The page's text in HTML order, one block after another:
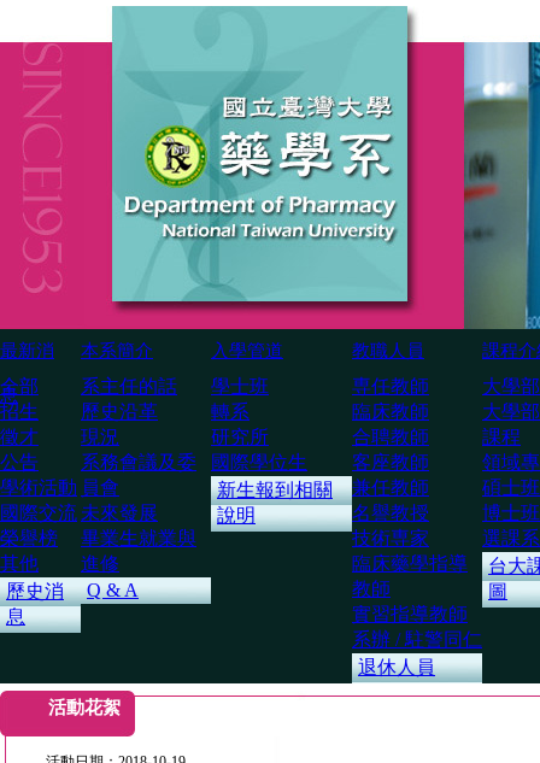
最新消
息
本系簡介 入學管道 教職人員 課程介
全部
招生
徵才
公告
學術活動
國際交流
榮譽榜
其他
歷史消
息
系主任的話
歷史沿革
現況
系務會議及委
員會
未來發展
畢業生就業與
進修
Q & A
學士班
轉系
研究所
國際學位生
新生報到相關
說明
専任教師
臨床教師
合聘教師
客座教師
兼任教師
名譽教授
技術専家
臨床藥學指導
教師
實習指導教師
系辦 / 駐警同仁
退休人員
大學部
大學
課程
領域
碩士班
博士班
選課
台大
圖
活動花絮